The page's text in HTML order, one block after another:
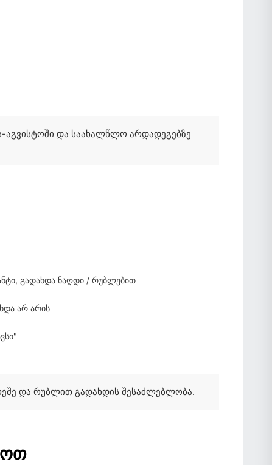
აგვისტოში და საახალწლო არდადეგებზე
გადახდა ნაღდი / რუბლებით
არ არის
და რუბლით გადახდის შესაძლებლობა.